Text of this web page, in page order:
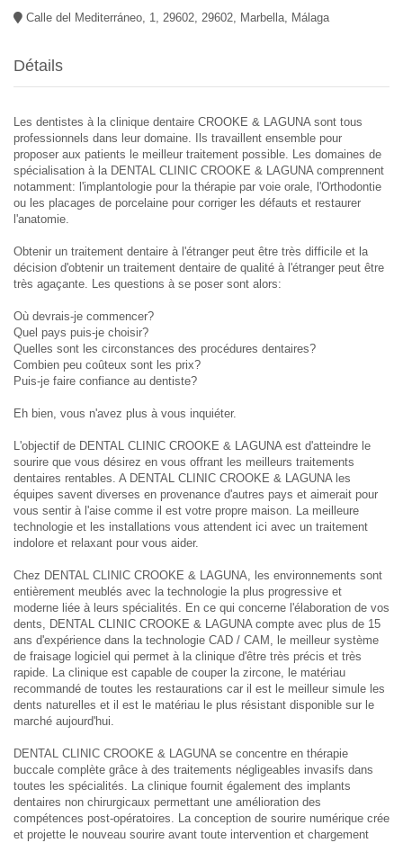
Calle del Mediterráneo, 1, 29602, 29602, Marbella, Málaga
Détails
Les dentistes à la clinique dentaire CROOKE & LAGUNA sont tous
professionnels dans leur domaine. Ils travaillent ensemble pour
proposer aux patients le meilleur traitement possible. Les domaines de
spécialisation à la DENTAL CLINIC CROOKE & LAGUNA comprennent
notamment: l'implantologie pour la thérapie par voie orale, l'Orthodontie
ou les placages de porcelaine pour corriger les défauts et restaurer
l'anatomie.
Obtenir un traitement dentaire à l'étranger peut être très difficile et la
décision d'obtenir un traitement dentaire de qualité à l'étranger peut être
très agaçante. Les questions à se poser sont alors:
Où devrais-je commencer?
Quel pays puis-je choisir?
Quelles sont les circonstances des procédures dentaires?
Combien peu coûteux sont les prix?
Puis-je faire confiance au dentiste?
Eh bien, vous n'avez plus à vous inquiéter.
L'objectif de DENTAL CLINIC CROOKE & LAGUNA est d'atteindre le
sourire que vous désirez en vous offrant les meilleurs traitements
dentaires rentables. A DENTAL CLINIC CROOKE & LAGUNA les
équipes savent diverses en provenance d'autres pays et aimerait pour
vous sentir à l'aise comme il est votre propre maison. La meilleure
technologie et les installations vous attendent ici avec un traitement
indolore et relaxant pour vous aider.
Chez DENTAL CLINIC CROOKE & LAGUNA, les environnements sont
entièrement meublés avec la technologie la plus progressive et
moderne liée à leurs spécialités. En ce qui concerne l'élaboration de vos
dents, DENTAL CLINIC CROOKE & LAGUNA compte avec plus de 15
ans d'expérience dans la technologie CAD / CAM, le meilleur système
de fraisage logiciel qui permet à la clinique d'être très précis et très
rapide. La clinique est capable de couper la zircone, le matériau
recommandé de toutes les restaurations car il est le meilleur simule les
dents naturelles et il est le matériau le plus résistant disponible sur le
marché aujourd'hui.
DENTAL CLINIC CROOKE & LAGUNA se concentre en thérapie
buccale complète grâce à des traitements négligeables invasifs dans
toutes les spécialités. La clinique fournit également des implants
dentaires non chirurgicaux permettant une amélioration des
compétences post-opératoires. La conception de sourire numérique crée
et projette le nouveau sourire avant toute intervention et chargement